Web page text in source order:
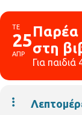
ΤΕ
25
ΑΠΡ
Παρέα
στη
Για